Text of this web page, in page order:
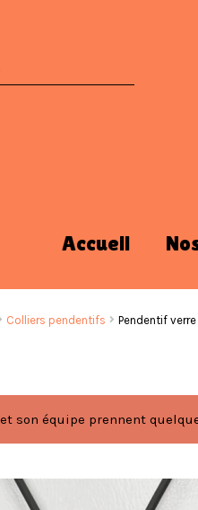
Accueil
Colliers pendentifs Pendentif
son équipe prennent